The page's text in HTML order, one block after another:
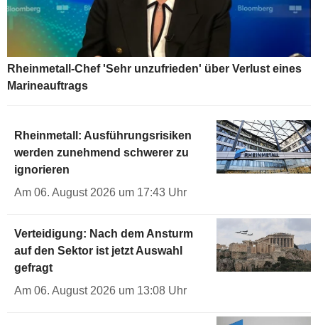
Rheinmetall-Chef 'Sehr unzufrieden' über Verlust eines
Marineauftrags
Rheinmetall: Ausführungsrisiken
werden zunehmend schwerer zu
ignorieren
Am 06. August 2026 um 17:43 Uhr
Verteidigung: Nach dem Ansturm
auf den Sektor ist jetzt Auswahl
gefragt
Am 06. August 2026 um 13:08 Uhr